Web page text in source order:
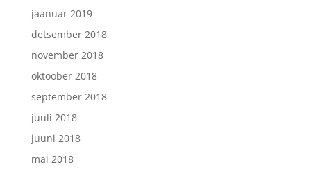
jaanuar 2019
detsember 2018
november 2018
oktoober 2018
september 2018
juuli 2018
juuni 2018
mai 2018